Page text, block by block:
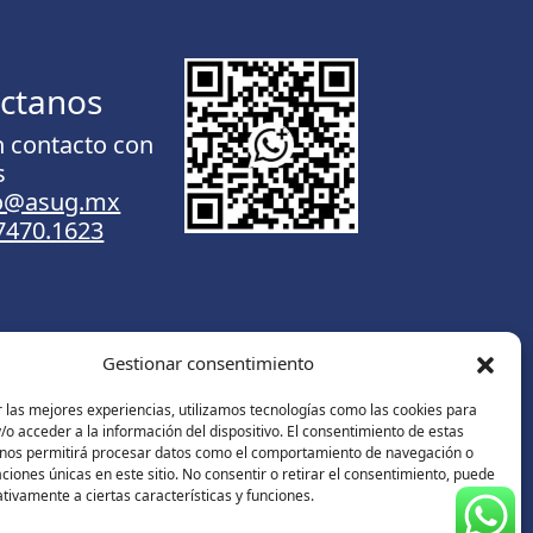
Gestionar consentimiento
las mejores experiencias, utilizamos tecnologías como las cookies para
acceder a la información del dispositivo. El consentimiento de estas
permitirá procesar datos como el comportamiento de navegación o
únicas en este sitio. No consentir o retirar el consentimiento, puede
a ciertas características y funciones.
contacto con
Contáctanos